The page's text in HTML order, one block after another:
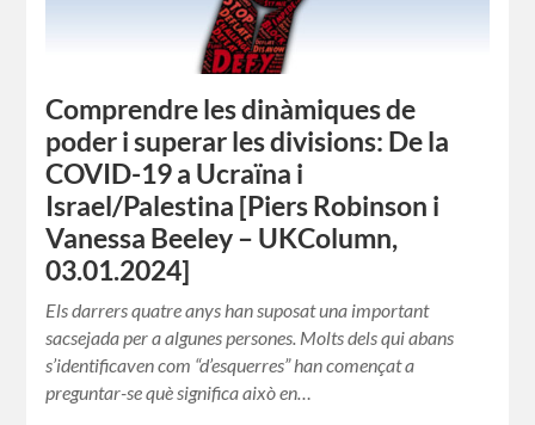
Comprendre les dinàmiques de
poder i superar les divisions: De la
COVID-19 a Ucraïna i
Israel/Palestina [Piers Robinson i
Vanessa Beeley – UKColumn,
03.01.2024]
Els darrers quatre anys han suposat una important
sacsejada per a algunes persones. Molts dels qui abans
s’identificaven com “d’esquerres” han començat a
preguntar-se què significa això en…